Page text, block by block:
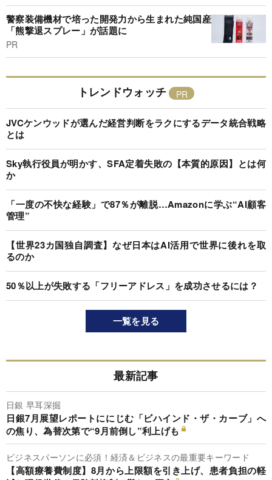
警察装備機材で培った開発力から生まれた純国産
「熊撃退スプレー」が話題に
PR
トレンドウォッチ
JVCケンウッドが選んだ経営判断をラクにするデータ統合戦略
とは
Sky執行役員が明かす、SFA定着失敗の【本質的原因】とは何
か
「一度の不快な経験」で87％が離脱…Amazonに学ぶ“AI顧客
管理”
【世界23カ国独自調査】なぜ日本はAI活用で世界に後れを取
るのか
50％以上が失敗する「フリーアドレス」を成功させるには？
一覧を見る
最新記事
日銀 早耳深掘
日銀7月展望レポートににじむ「ビハインド・ザ・カーブ」へ
の焦り、為替次第で“9月前倒し”利上げも
ビジネスパーソンに必須！経済＆ビジネスの最重要キーワード
【高額療養費制度】8月から上限額を引き上げ、患者負担の軽